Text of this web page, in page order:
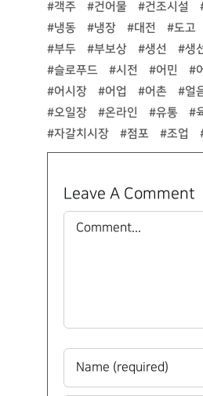
#객주 #건어물 #건조시설
#냉동
#냉장 #대전 #도고
#부두
#부보상 #생선 #생
#슬로푸드
#시전 #어민 #
#어시장
#어업 #어촌 #얼
#오일장
#온라인 #유통
#
#자갈치시장
#점포 #조업
Leave A Comment
Comment